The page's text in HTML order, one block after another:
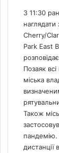
З 11:30
Cherry/
Park East
розповідає
Позаяк
міська
Також
пандемію.